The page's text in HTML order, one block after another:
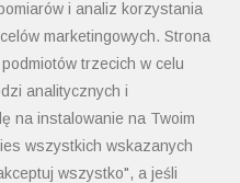
i analiz korzystania
marketingowych. Strona
trzecich w celu
analitycznych i
na instalowanie na Twoim
wszystkich wskazanych
wszystko", a jeśli
napędy obrotowe. Dzięki
funkcję wyłącznika
3 i 4-biegunowe o
do 160A.
rozłączania obwodów
w zastosowaniach